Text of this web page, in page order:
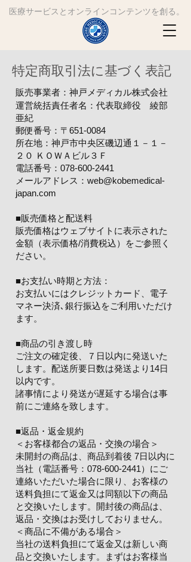
​医療サービスとオンラインコンテンツを創る。
特定商取引法に基づく表記
販売事業者：神戸メディカル株式会社
運営統括責任者名：代表取締役 綾部
亜紀
郵便番号：〒651-0084
所在地：神戸市中央区磯辺通１－１－
２０ ＫＯＷＡビル３Ｆ
電話番号：078-600-2441
メールアドレス： web@kobemedical-
japan.com
​■販売価格と配送料
販売価格はウェブサイトに表示された
金額（表示価格/消費税込）をご参照く
ださい。
​■お支払い時期と方法：
お支払いにはクレジットカード、電子
マネー決済､銀行振込をご利用いただけ
ます。
​■商品の引き渡し時
ご注文の確定後、７日以内に発送いた
します。配送所要日数は発送より14日
以内です。
​諸事情により発送が遅延する場合は事
前にご連絡を致します。
​■返品・返金規約
＜お客様都合の返品・交換の場合＞
未開封の商品は、商品到着後 7日以内に
当社（電話番号：078-600-2441）にご
連絡いただいた場合に限り、お客様の
送料負担にて返金又は同額以下の商品
と交換いたします。開封後の商品は、
返品・交換はお受けしておりません。
＜商品に不備がある場合＞
当社の送料負担にて返金又は新しい商
品と交換いたします。まずはお客様当